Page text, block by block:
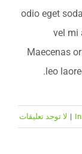
odio eget
vel mi
Maecenas
leo
| لا توجد تعليقات